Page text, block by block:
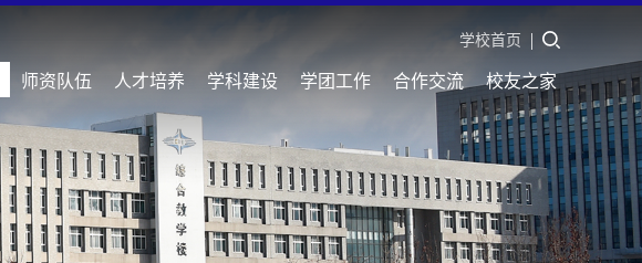
学校首页
师资队伍 人才培养 学科建设 学团工作 合作交流 校友之家